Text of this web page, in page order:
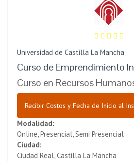
Universidad de Castilla La Mancha
Curso de Emprendimiento
Curso en Recursos
Recibir Costos y Fecha de Inicio al
Modalidad:
Online, Presencial, Semi Presencial
Ciudad:
Ciudad Real, Castilla La Mancha